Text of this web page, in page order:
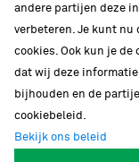
Biodiversiteit
Volg onze
andere partijen deze
verbeteren. Je kunt nu
cookies. Ook kun je
dat wij deze
bijhouden en de
cookiebeleid.
Bekijk ons beleid